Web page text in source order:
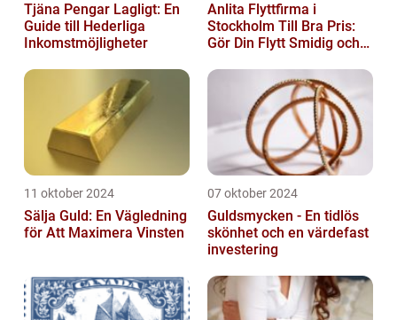
Tjäna Pengar Lagligt: En
Guide till Hederliga
Inkomstmöjligheter
Anlita Flyttfirma i
Stockholm Till Bra Pris:
Gör Din Flytt Smidig och
11 oktober 2024
Sälja Guld: En Vägledning
för Att Maximera Vinsten
07 oktober 2024
Guldsmycken - En tidlös
skönhet och en värdefast
investering